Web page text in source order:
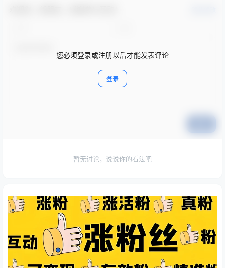
您必须登录或注册以后才能发表评论
登录
暂无讨论，说说你的看法吧